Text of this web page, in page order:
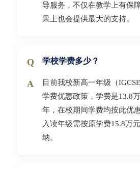
导服务，不仅在教学上有保
果上也会提供最大的支持。
学校学费多少？
目前我校新高一年级（
学费优惠政策，学费是13.8
年，在校期间学费均按此优
入读年级需按原学费15.8万
纳。